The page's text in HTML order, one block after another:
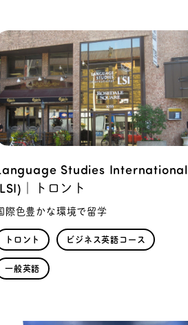
Studies International
｜トロント
際色豊かな環境で留学
トロント ビジネス英語コース
一般英語